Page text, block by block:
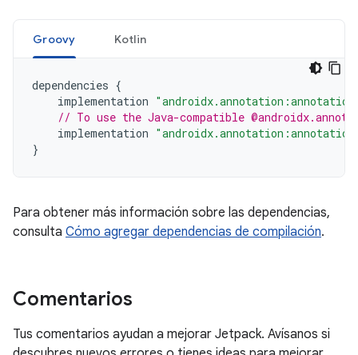
Groovy Kotlin
dependencies {
implementation
// To use the Java-compatible
implementation
}
Para obtener más información sobre las dependencias,
consulta Cómo agregar dependencias de compilación.
Comentarios
Tus comentarios ayudan a mejorar Jetpack. Avísanos si